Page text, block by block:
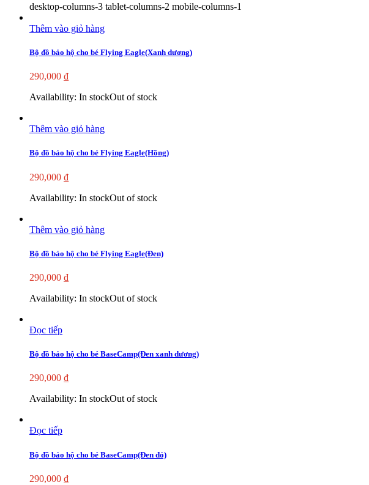
desktop-columns-3 tablet-columns-2 mobile-columns-1
Thêm vào giỏ hàng
Bộ đồ bảo hộ cho bé Flying Eagle(Xanh dương)
290,000 ₫
Availability: In stockOut of stock
Thêm vào giỏ hàng
Bộ đồ bảo hộ cho bé Flying Eagle(Hồng)
290,000 ₫
Availability: In stockOut of stock
Thêm vào giỏ hàng
Bộ đồ bảo hộ cho bé Flying Eagle(Đen)
290,000 ₫
Availability: In stockOut of stock
Đọc tiếp
Bộ đồ bảo hộ cho bé BaseCamp(Đen xanh dương)
290,000 ₫
Availability: In stockOut of stock
Đọc tiếp
Bộ đồ bảo hộ cho bé BaseCamp(Đen đỏ)
290,000 ₫